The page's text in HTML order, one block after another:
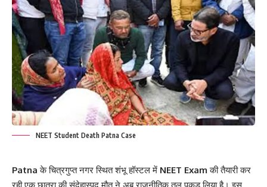
NEET Student Death Patna Case
Patna के चित्रगुप्त नगर स्थित शंभू हॉस्टल में NEET Exam की तैयारी कर
रही एक छात्रा की संदेहास्पद मौत ने अब राजनीतिक तूल पकड़ लिया है। इस